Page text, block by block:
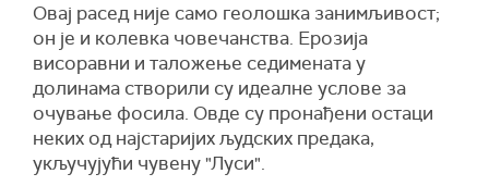
Овај расед није само геолошка занимљивост;
он је и колевка човечанства. Ерозија
висоравни и таложење седимената у
долинама створили су идеалне услове за
очување фосила. Овде су пронађени остаци
неких од најстаријих људских предака,
укључујући чувену "Луси".